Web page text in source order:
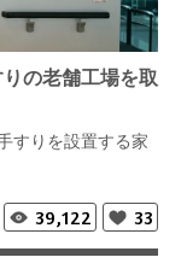
の老舗工場を取
すりを設置する家
39,122 33